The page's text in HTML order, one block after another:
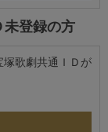
未登録の方
塚歌劇共通ＩＤが